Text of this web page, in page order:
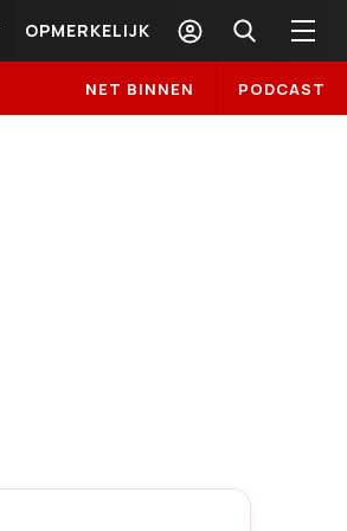
OPMERKELIJK
NET BINNEN PODCAST